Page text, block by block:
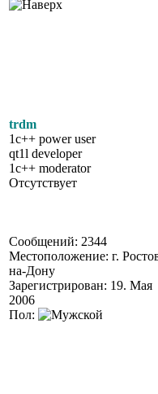
trdm
1c++ power user
qt1l developer
1c++ moderator
Отсутствует
Сообщений: 2344
Местоположение: г.
на-Дону
Зарегистрирован: 19. Мая
2006
Пол: